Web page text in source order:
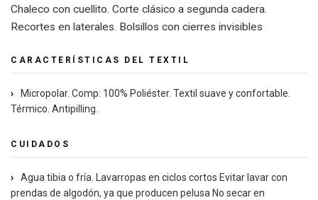
Chaleco con cuellito. Corte clásico a segunda cadera.
Recortes en laterales. Bolsillos con cierres invisibles
CARACTERÍSTICAS DEL TEXTIL
›
Micropolar. Comp: 100% Poliéster. Textil suave y confortable.
Térmico. Antipilling.
CUIDADOS
›
Agua tibia o fría. Lavarropas en ciclos cortos Evitar lavar con
prendas de algodón, ya que producen pelusa No secar en